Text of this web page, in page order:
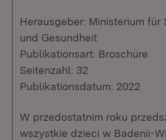
Herausgeber: Ministerium für
und Gesundheit
Publikationsart: Broschüre
Seitenzahl: 32
Publikationsdatum: 2022
W przedostatnim roku
wszystkie dzieci w Badenii-